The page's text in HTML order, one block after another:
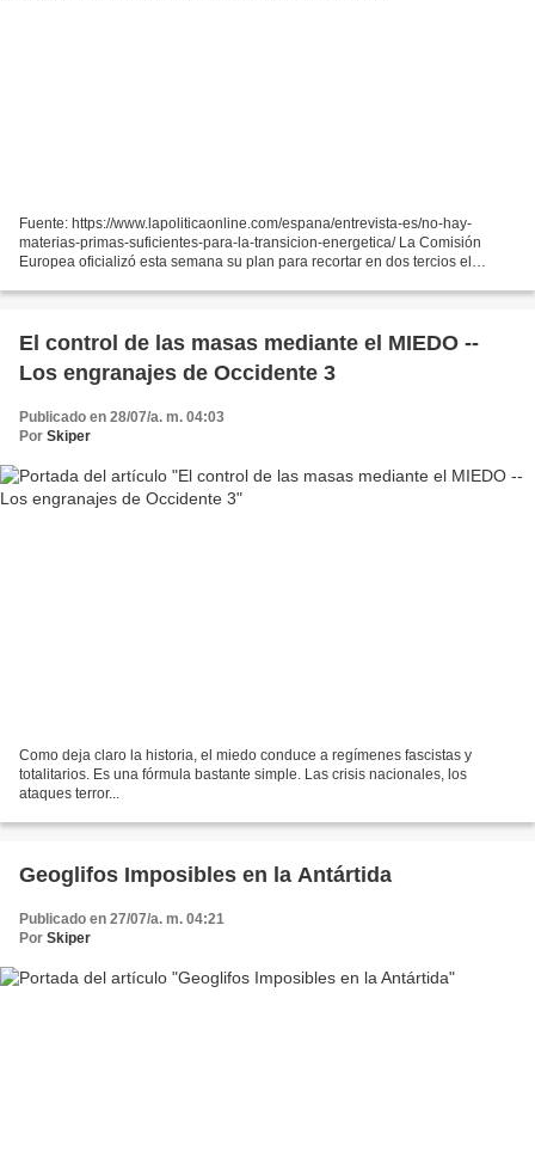
Fuente: https://www.lapoliticaonline.com/espana/entrevista-es/no-hay-
materias-primas-suficientes-para-la-transicion-energetica/ La Comisión
Europea oficializó esta semana su plan para recortar en dos tercios el
El control de las masas mediante el MIEDO --
Los engranajes de Occidente 3
Publicado en 28/07/a. m. 04:03
Por Skiper
Como deja claro la historia, el miedo conduce a regímenes fascistas y
totalitarios. Es una fórmula bastante simple. Las crisis nacionales, los
ataques terror...
Geoglifos Imposibles en la Antártida
Publicado en 27/07/a. m. 04:21
Por Skiper